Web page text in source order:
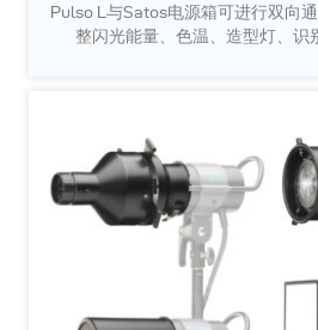
Pulso L与Satos电源箱可进行双向
整闪光能量、色温、造型灯、识